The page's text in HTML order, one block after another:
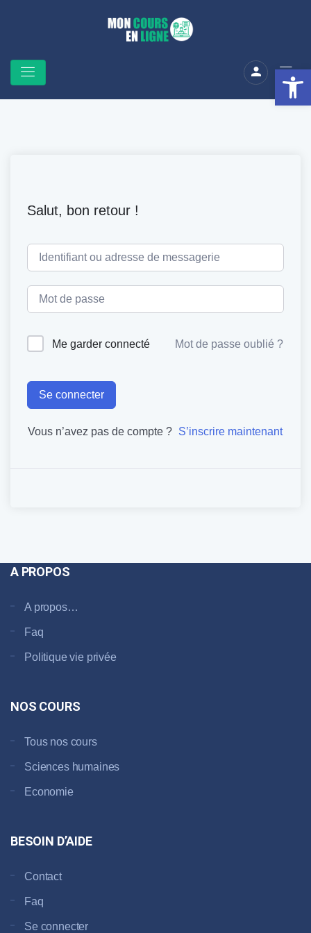
Salut, bon retour !
Me garder connecté Mot de passe oublié ?
Se connecter
Vous n’avez pas de compte ? S’inscrire maintenant
A PROPOS
A propos…
Faq
Politique vie privée
NOS COURS
Tous nos cours
Sciences humaines
Economie
BESOIN D’AIDE
Contact
Faq
Se connecter